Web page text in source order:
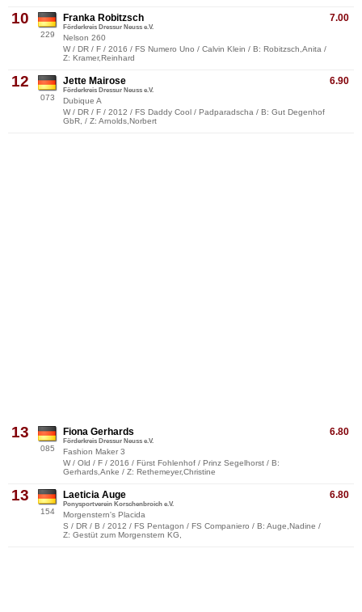
10
229
7.00
Franka Robitzsch
Förderkreis Dressur Neuss e.V.
Nelson 260
W / DR / F / 2016 / FS Numero Uno / Calvin Klein / B: Robitzsch,Anita /
Z: Kramer,Reinhard
12
073
6.90
Jette Mairose
Förderkreis Dressur Neuss e.V.
Dubique A
W / DR / F / 2012 / FS Daddy Cool / Padparadscha / B: Gut Degenhof
GbR, / Z: Arnolds,Norbert
13
085
6.80
Fiona Gerhards
Förderkreis Dressur Neuss e.V.
Fashion Maker 3
W / Old / F / 2016 / Fürst Fohlenhof / Prinz Segelhorst / B:
Gerhards,Anke / Z: Rethemeyer,Christine
13
154
6.80
Laeticia Auge
Ponysportverein Korschenbroich e.V.
Morgenstern's Placida
S / DR / B / 2012 / FS Pentagon / FS Companiero / B: Auge,Nadine /
Z: Gestüt zum Morgenstern KG,